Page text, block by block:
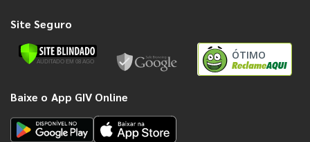
Site Seguro
ÓTIMO
Baixe o App GIV Online